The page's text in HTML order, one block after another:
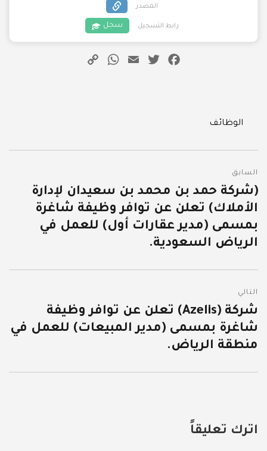
المصدر
رابط التسجيل سجل
Facebook
Twitter
Email
WhatsApp
Categories
الوظائف
المقالات
السابق
المقالة
السابقة:
(شركة حمد بن محمد بن سعيدان لإدارة
الأملاك) تعلن عن توافر وظيفة شاغرة
بمسمى (مدير عقارات أول) للعمل في
الرياض السعودية.
التالي
المقالة
التالية:
شركة (Azelis) تعلن عن توافر وظيفة
شاغرة بمسمى (مدير المبيعات) للعمل في
منطقة الرياض.
اترك تعليقاً